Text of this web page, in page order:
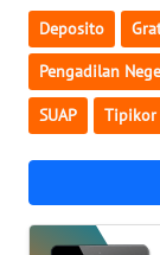
Deposito
Pengadilan
SUAP Tipikor
DISCLAIMER
Wahana
News
Regional
SUMUT